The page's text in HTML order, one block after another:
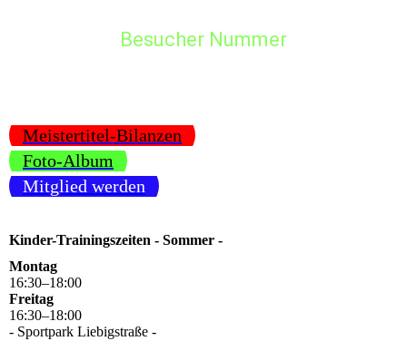
Besucher Nummer
Meistertitel-Bilanzen
Foto-Album
Mitglied werden
Kinder-Trainingszeiten - Sommer -
Montag
16:30–18:00
Freitag
16:30–18:00
- Sportpark Liebigstraße -